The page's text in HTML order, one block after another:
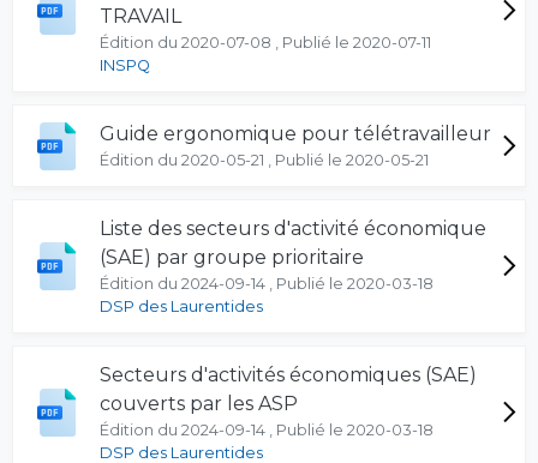
TRAVAIL
Édition du 2020-07-08 , Publié le 2020-07-11
INSPQ
Guide ergonomique pour télétravailleur
Édition du 2020-05-21 , Publié le 2020-05-21
Liste des secteurs d'activité économique
(SAE) par groupe prioritaire
Édition du 2024-09-14 , Publié le 2020-03-18
DSP des Laurentides
Secteurs d'activités économiques (SAE)
couverts par les ASP
Édition du 2024-09-14 , Publié le 2020-03-18
DSP des Laurentides